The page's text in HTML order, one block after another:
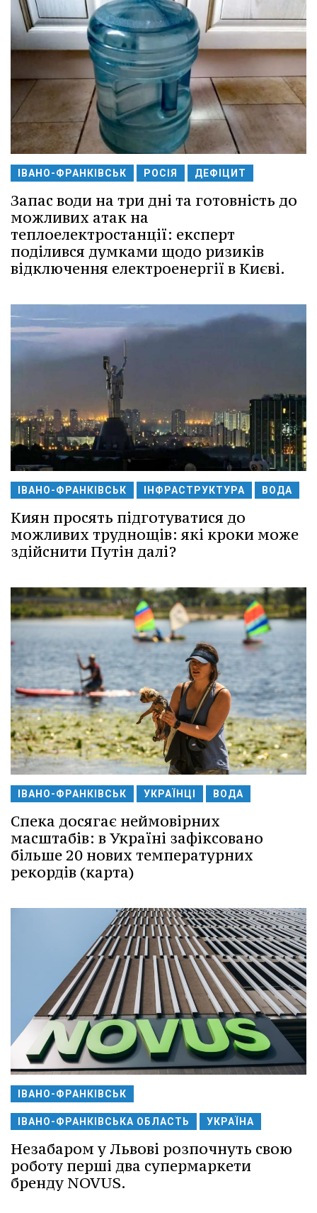
ІВАНО-ФРАНКІВСЬК РОСІЯ ДЕФІЦИТ
Запас води на три дні та готовність до
можливих атак на
теплоелектростанції: експерт
поділився думками щодо ризиків
відключення електроенергії в Києві.
ІВАНО-ФРАНКІВСЬК ІНФРАСТРУКТУРА ВОДА
Киян просять підготуватися до
можливих труднощів: які кроки може
здійснити Путін далі?
ІВАНО-ФРАНКІВСЬК УКРАЇНЦІ ВОДА
Спека досягає неймовірних
масштабів: в Україні зафіксовано
більше 20 нових температурних
рекордів (карта)
ІВАНО-ФРАНКІВСЬК
ІВАНО-ФРАНКІВСЬКА ОБЛАСТЬ УКРАЇНА
Незабаром у Львові розпочнуть свою
роботу перші два супермаркети
бренду NOVUS.